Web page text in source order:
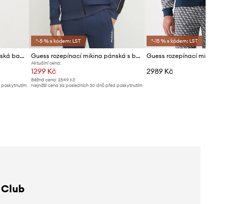
Guess rozepínací mikina pánská bavlněná DAVIS
poskytnutím
*-5 % s kódem: LST
Guess rozepínací mikina pánská s bavlnou MICKEY
Aktuální cena:
1299 Kč
Běžná cena:2549 Kč
Nejnižší cena za posledních 30 dnů před poskytnutím
*-15 % s kódem: LST
2989 Kč